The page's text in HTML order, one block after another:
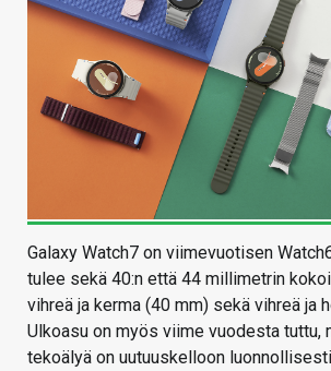
Galaxy Watch7 on viimevuotisen
tulee sekä 40:n että 44 millimetrin
vihreä ja kerma (40 mm) sekä vihreä ja
Ulkoasu on myös viime vuodesta tuttu,
tekoälyä on uutuuskelloon